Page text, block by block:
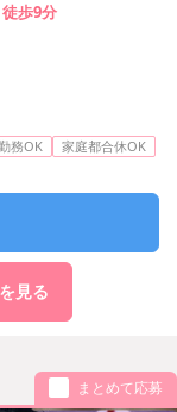
歩9分
務OK 家庭都合休OK
見る
まとめて応募